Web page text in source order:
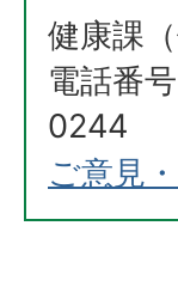
健康課
電話番
0244
ご意見